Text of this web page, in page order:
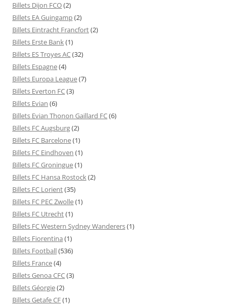
Billets Dijon FCO(2)
Billets EA Guingamp(2)
Billets Eintracht Francfort(2)
Billets Erste Bank(1)
Billets ES Troyes AC(32)
Billets Espagne(4)
Billets Europa League(7)
Billets Everton FC(3)
Billets Evian (6)
Billets Evian Thonon Gaillard FC(6)
Billets FC Augsburg(2)
Billets FC Barcelone(1)
Billets FC Eindhoven (1)
Billets FC Groningue(1)
Billets FC Hansa Rostock(2)
Billets FC Lorient(35)
Billets FC PEC Zwolle(1)
Billets FC Utrecht(1)
Billets FC Western Sydney Wanderers(1)
Billets Fiorentina (1)
Billets Football(536)
Billets France(4)
Billets Genoa CFC(3)
Billets Géorgie(2)
Billets Getafe CF(1)